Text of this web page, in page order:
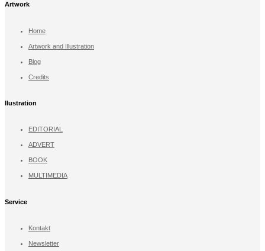
Artwork
Home
Artwork and Illustration
Blog
Credits
llustration
EDITORIAL
ADVERT
BOOK
MULTIMEDIA
Service
Kontakt
Newsletter